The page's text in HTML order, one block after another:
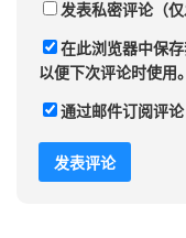
发表私密评论（
在此浏览器中保
以便下次评论时使用。
通过邮件订阅评论